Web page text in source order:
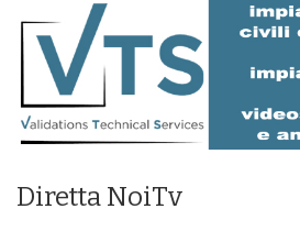
Diretta NoiTv